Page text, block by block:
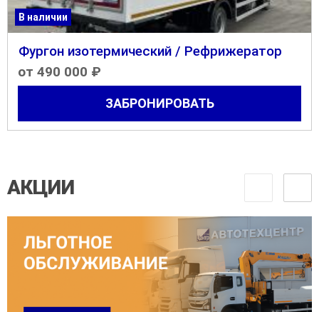
В наличии
Фургон изотермический / Рефрижератор
от 490 000 ₽
ЗАБРОНИРОВАТЬ
АКЦИИ